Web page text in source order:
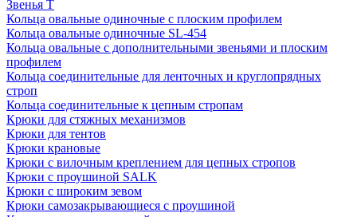
Звенья Т
Кольца овальные одиночные c плоским профилем
Кольца овальные одиночные SL-454
Кольца овальные с дополнительными звеньями и плоским
профилем
Кольца соединительные для ленточных и круглопрядных
строп
Кольца соединительные к цепным стропам
Крюки для стяжных механизмов
Крюки для тентов
Крюки крановые
Крюки с вилочным креплением для цепных стропов
Крюки с проушиной SALK
Крюки с широким зевом
Крюки самозакрывающиеся с проушиной